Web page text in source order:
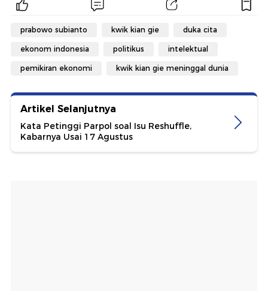
prabowo subianto kwik kian gie duka cita
ekonom indonesia politikus intelektual
pemikiran ekonomi kwik kian gie meninggal dunia
Artikel Selanjutnya
Kata Petinggi Parpol soal Isu Reshuffle,
Kabarnya Usai 17 Agustus